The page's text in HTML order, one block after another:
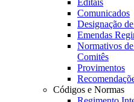
Editais
Comunicados
Designação
Emendas
Normativos
Comitês
Provimentos
Códigos e Normas